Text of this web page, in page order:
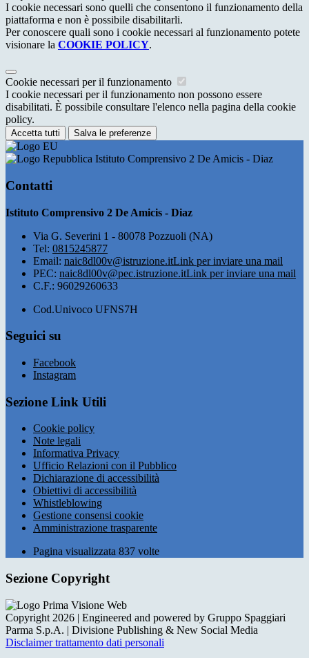
I cookie necessari sono quelli che consentono il funzionamento della
piattaforma e non è possibile disabilitarli.
Per conoscere quali sono i cookie necessari al funzionamento potete
visionare la COOKIE POLICY.
Cookie necessari per il funzionamento
I cookie necessari per il funzionamento non possono essere
disabilitati. È possibile consultare l'elenco nella pagina della cookie
policy.
Accetta tutti Salva le preferenze
Istituto Comprensivo 2 De Amicis - Diaz
Contatti
Istituto Comprensivo 2 De Amicis - Diaz
Via G. Severini 1 - 80078 Pozzuoli (NA)
Tel: 0815245877
Email: naic8dl00v@istruzione.itLink per inviare una mail
PEC: naic8dl00v@pec.istruzione.itLink per inviare una mail
C.F.: 96029260633
Cod.Univoco UFNS7H
Seguici su
Facebook
Instagram
Sezione Link Utili
Cookie policy
Note legali
Informativa Privacy
Ufficio Relazioni con il Pubblico
Dichiarazione di accessibilità
Obiettivi di accessibilità
Whistleblowing
Gestione consensi cookie
Amministrazione trasparente
Pagina visualizzata 837 volte
Sezione Copyright
Copyright 2026 | Engineered and powered by Gruppo Spaggiari
Parma S.p.A. | Divisione Publishing & New Social Media
Disclaimer trattamento dati personali